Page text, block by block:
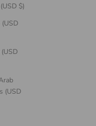
Islands (USD $)
(USD
(USD